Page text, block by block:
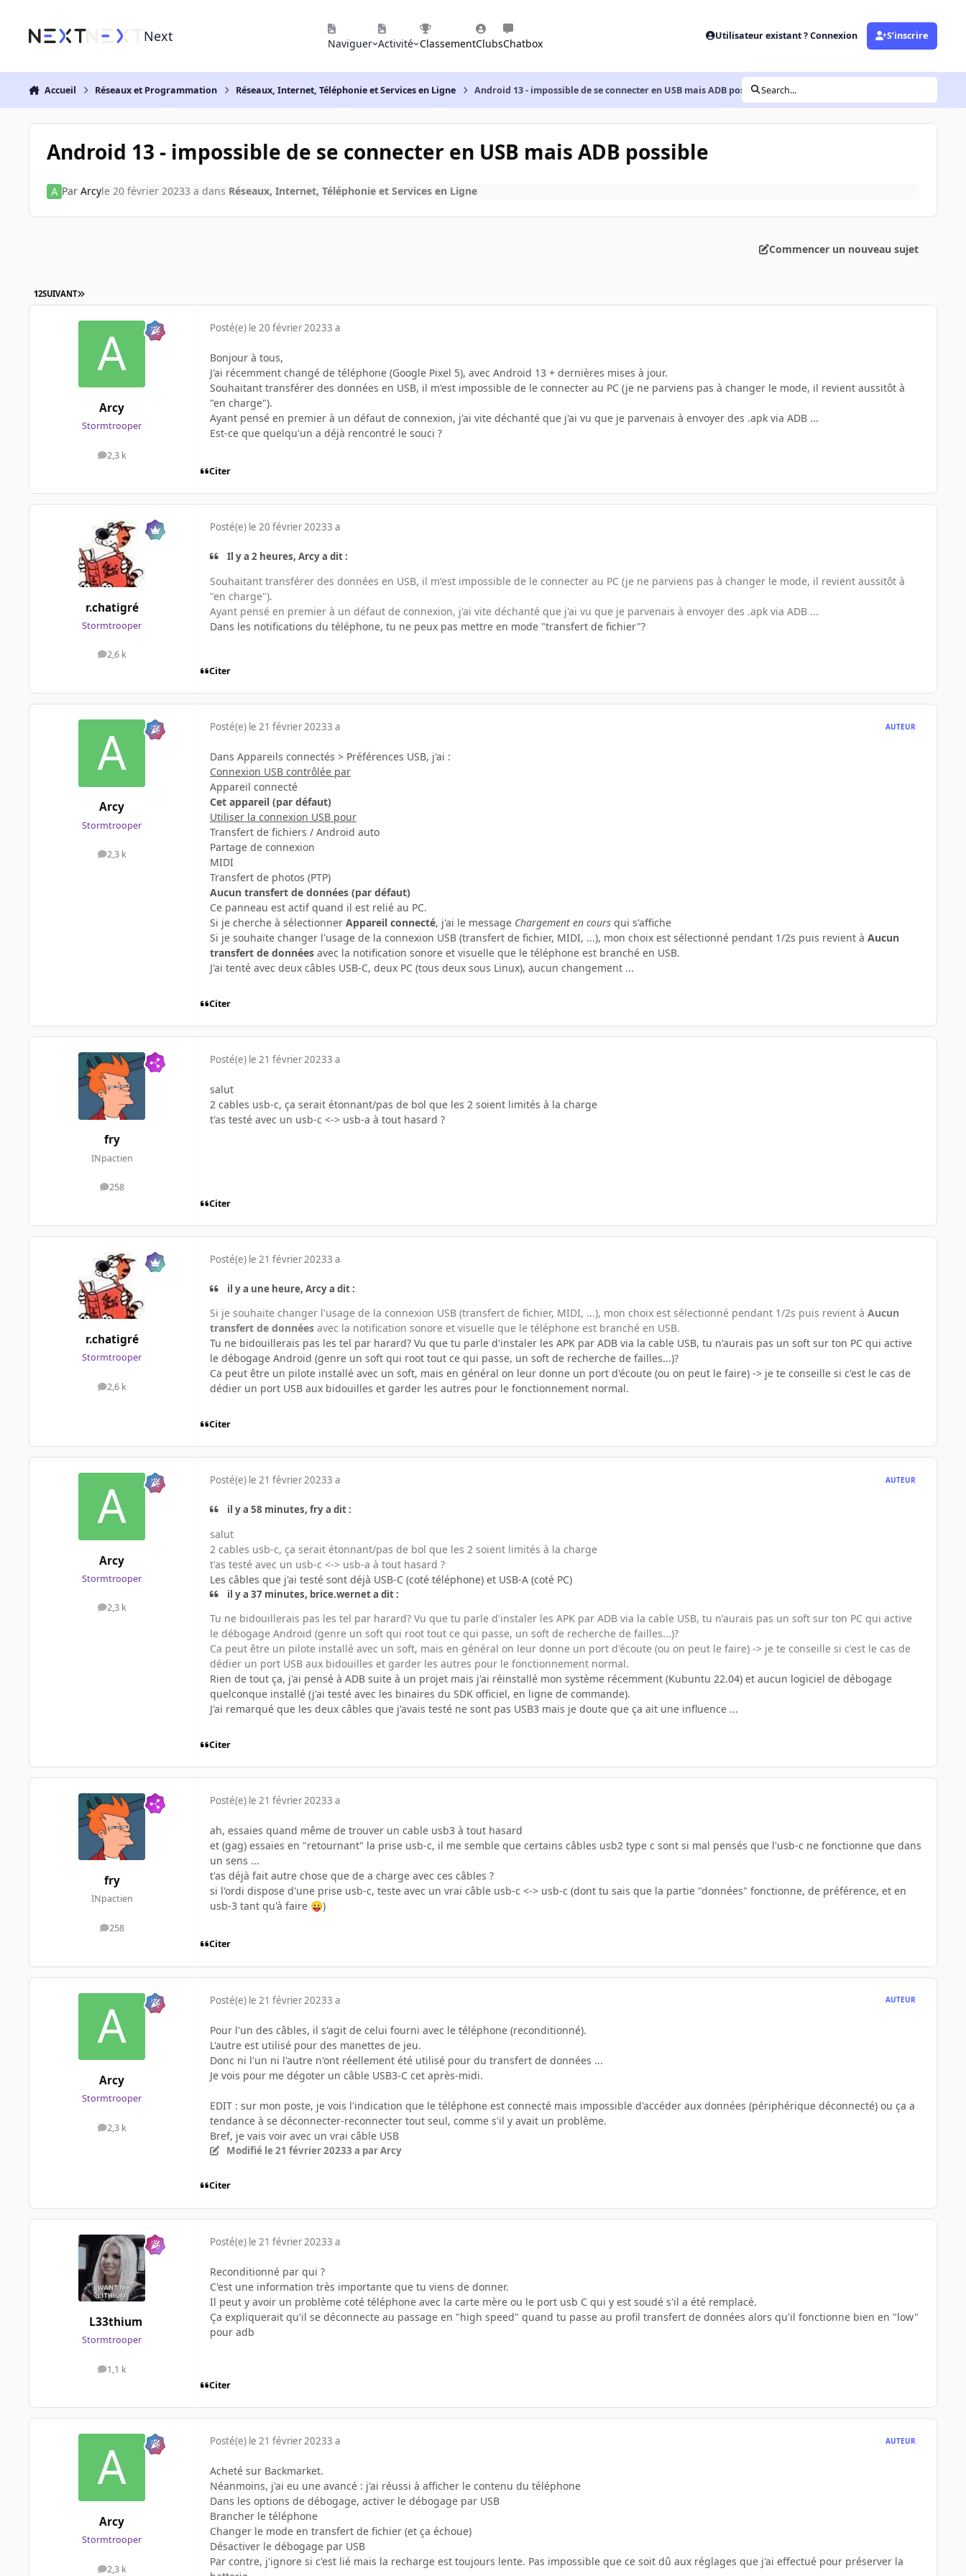
Next Naviguer Activité ClassementClubsChatbox
Utilisateur existant ? Connexion S’inscrire
Accueil Réseaux et Programmation Réseaux, Internet, Téléphonie et Services en Ligne Android 13 - impossible de se connecter en USB mais ADB possibleSearch...
Android 13 - impossible de se connecter en USB mais ADB possible
Par Arcyle 20 février 20233 a dans Réseaux, Internet, Téléphonie et Services en Ligne
Commencer un nouveau sujet
12SUIVANT
Arcy
Stormtrooper
2,3 k
messages
Posté(e) le 20 février 20233 a
Bonjour à tous,
J'ai récemment changé de téléphone (Google Pixel 5), avec Android 13 + dernières mises à jour.
Souhaitant transférer des données en USB, il m'est impossible de le connecter au PC (je ne parviens pas à changer le mode, il revient aussitôt à
"en charge").
Ayant pensé en premier à un défaut de connexion, j'ai vite déchanté que j'ai vu que je parvenais à envoyer des .apk via ADB ...
Est-ce que quelqu'un a déjà rencontré le souci ?
Citer
r.chatigré
Stormtrooper
2,6 k
messages
Posté(e) le 20 février 20233 a
Il y a 2 heures, Arcy a dit :
Souhaitant transférer des données en USB, il m'est impossible de le connecter au PC (je ne parviens pas à changer le mode, il revient aussitôt à
"en charge").
Ayant pensé en premier à un défaut de connexion, j'ai vite déchanté que j'ai vu que je parvenais à envoyer des .apk via ADB ...
Dans les notifications du téléphone, tu ne peux pas mettre en mode "transfert de fichier"?
Citer
Arcy
Stormtrooper
2,3 k
messages
Posté(e) le 21 février 20233 a AUTEUR
Dans Appareils connectés > Préférences USB, j'ai :
Connexion USB contrôlée par
Appareil connecté
Cet appareil (par défaut)
Utiliser la connexion USB pour
Transfert de fichiers / Android auto
Partage de connexion
MIDI
Transfert de photos (PTP)
Aucun transfert de données (par défaut)
Ce panneau est actif quand il est relié au PC.
Si je cherche à sélectionner Appareil connecté, j'ai le message Chargement en cours qui s'affiche
Si je souhaite changer l'usage de la connexion USB (transfert de fichier, MIDI, ...), mon choix est sélectionné pendant 1/2s puis revient à Aucun
transfert de données avec la notification sonore et visuelle que le téléphone est branché en USB.
J'ai tenté avec deux câbles USB-C, deux PC (tous deux sous Linux), aucun changement ...
Citer
fry
INpactien
258
messages
Posté(e) le 21 février 20233 a
salut
2 cables usb-c, ça serait étonnant/pas de bol que les 2 soient limités à la charge
t'as testé avec un usb-c <-> usb-a à tout hasard ?
Citer
r.chatigré
Stormtrooper
2,6 k
messages
Posté(e) le 21 février 20233 a
il y a une heure, Arcy a dit :
Si je souhaite changer l'usage de la connexion USB (transfert de fichier, MIDI, ...), mon choix est sélectionné pendant 1/2s puis revient à Aucun
transfert de données avec la notification sonore et visuelle que le téléphone est branché en USB.
Tu ne bidouillerais pas les tel par harard? Vu que tu parle d'instaler les APK par ADB via la cable USB, tu n'aurais pas un soft sur ton PC qui active
le débogage Android (genre un soft qui root tout ce qui passe, un soft de recherche de failles...)?
Ca peut être un pilote installé avec un soft, mais en général on leur donne un port d'écoute (ou on peut le faire) -> je te conseille si c'est le cas de
dédier un port USB aux bidouilles et garder les autres pour le fonctionnement normal.
Citer
Arcy
Stormtrooper
2,3 k
messages
Posté(e) le 21 février 20233 a AUTEUR
il y a 58 minutes, fry a dit :
salut
2 cables usb-c, ça serait étonnant/pas de bol que les 2 soient limités à la charge
t'as testé avec un usb-c <-> usb-a à tout hasard ?
Les câbles que j'ai testé sont déjà USB-C (coté téléphone) et USB-A (coté PC)
il y a 37 minutes, brice.wernet a dit :
Tu ne bidouillerais pas les tel par harard? Vu que tu parle d'instaler les APK par ADB via la cable USB, tu n'aurais pas un soft sur ton PC qui active
le débogage Android (genre un soft qui root tout ce qui passe, un soft de recherche de failles...)?
Ca peut être un pilote installé avec un soft, mais en général on leur donne un port d'écoute (ou on peut le faire) -> je te conseille si c'est le cas de
dédier un port USB aux bidouilles et garder les autres pour le fonctionnement normal.
Rien de tout ça, j'ai pensé à ADB suite à un projet mais j'ai réinstallé mon système récemment (Kubuntu 22.04) et aucun logiciel de débogage
quelconque installé (j'ai testé avec les binaires du SDK officiel, en ligne de commande).
J'ai remarqué que les deux câbles que j'avais testé ne sont pas USB3 mais je doute que ça ait une influence ...
Citer
fry
INpactien
258
messages
Posté(e) le 21 février 20233 a
ah, essaies quand même de trouver un cable usb3 à tout hasard
et (gag) essaies en "retournant" la prise usb-c, il me semble que certains câbles usb2 type c sont si mal pensés que l'usb-c ne fonctionne que dans
un sens ...
t'as déjà fait autre chose que de a charge avec ces câbles ?
si l'ordi dispose d'une prise usb-c, teste avec un vrai câble usb-c <-> usb-c (dont tu sais que la partie "données" fonctionne, de préférence, et en
usb-3 tant qu'à faire 😛)
Citer
Arcy
Stormtrooper
2,3 k
messages
Posté(e) le 21 février 20233 a AUTEUR
Pour l'un des câbles, il s'agit de celui fourni avec le téléphone (reconditionné).
L'autre est utilisé pour des manettes de jeu.
Donc ni l'un ni l'autre n'ont réellement été utilisé pour du transfert de données ...
Je vois pour me dégoter un câble USB3-C cet après-midi.
EDIT : sur mon poste, je vois l'indication que le téléphone est connecté mais impossible d'accéder aux données (périphérique déconnecté) ou ça a
tendance à se déconnecter-reconnecter tout seul, comme s'il y avait un problème.
Bref, je vais voir avec un vrai câble USB
Modifié le 21 février 20233 a par Arcy
Citer
L33thium
Stormtrooper
1,1 k
messages
Posté(e) le 21 février 20233 a
Reconditionné par qui ?
C'est une information très importante que tu viens de donner.
Il peut y avoir un problème coté téléphone avec la carte mère ou le port usb C qui y est soudé s'il a été remplacé.
Ça expliquerait qu'il se déconnecte au passage en "high speed" quand tu passe au profil transfert de données alors qu'il fonctionne bien en "low"
pour adb
Citer
Arcy
Stormtrooper
2,3 k
messages
Posté(e) le 21 février 20233 a AUTEUR
Acheté sur Backmarket.
Néanmoins, j'ai eu une avancé : j'ai réussi à afficher le contenu du téléphone
Dans les options de débogage, activer le débogage par USB
Brancher le téléphone
Changer le mode en transfert de fichier (et ça échoue)
Désactiver le débogage par USB
Par contre, j'ignore si c'est lié mais la recharge est toujours lente. Pas impossible que ce soit dû aux réglages que j'ai effectué pour préserver la